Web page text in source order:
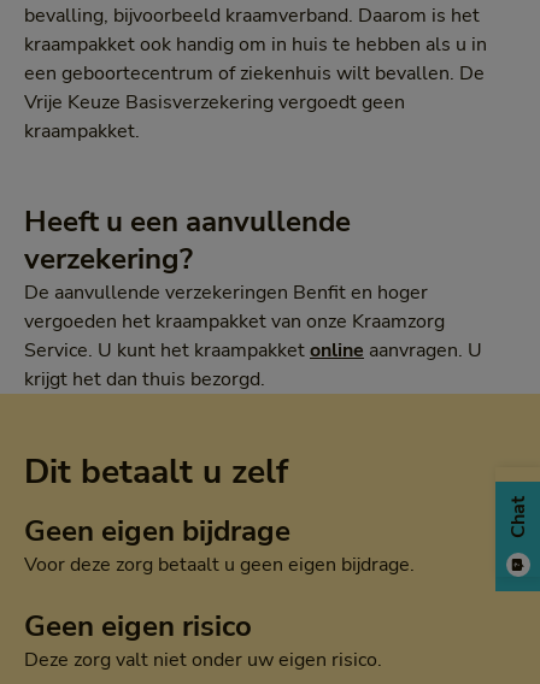
bevalling, bijvoorbeeld kraamverband. Daarom is het
kraampakket ook handig om in huis te hebben als u in
een geboortecentrum of ziekenhuis wilt bevallen. De
Vrije Keuze Basisverzekering vergoedt geen
kraampakket.
Heeft u een aanvullende
verzekering?
De aanvullende verzekeringen Benfit en hoger
vergoeden het kraampakket van onze Kraamzorg
Service. U kunt het kraampakketonline aanvragen. U
krijgt het dan thuis bezorgd.
Dit betaalt u zelf
Geen eigen bijdrage
Voor deze zorg betaalt u geen eigen bijdrage.
Geen eigen risico
Deze zorg valt niet onder uw eigen risico.
Chat